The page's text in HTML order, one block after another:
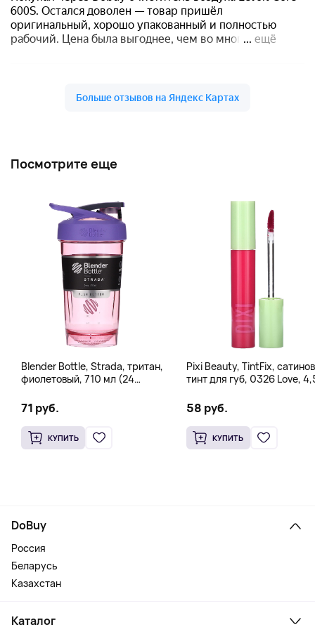
Посмотрите еще
Blender Bottle, Strada, тритан,
фиолетовый, 710 мл (24
71 руб.
КУПИТЬ
Pixi Beauty, TintFix,
тинт для губ, 0326 Love,
58 руб.
КУПИТЬ
DoBuy
Россия
Беларусь
Казахстан
Каталог